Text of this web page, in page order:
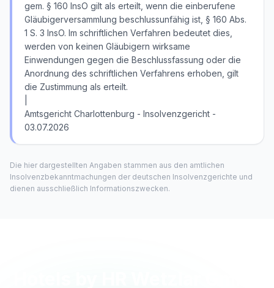
gem. § 160 InsO gilt als erteilt, wenn die einberufene
Gläubigerversammlung beschlussunfähig ist, § 160 Abs.
1 S. 3 InsO. Im schriftlichen Verfahren bedeutet dies,
werden von keinen Gläubigern wirksame
Einwendungen gegen die Beschlussfassung oder die
Anordnung des schriftlichen Verfahrens erhoben, gilt
die Zustimmung als erteilt.
Amtsgericht Charlottenburg - Insolvenzgericht -
03.07.2026
Die hier dargestellten Angaben stammen aus den amtlichen
Insolvenzbekanntmachungen der deutschen Insolvenzgerichte und
dienen ausschließlich Informationszwecken.